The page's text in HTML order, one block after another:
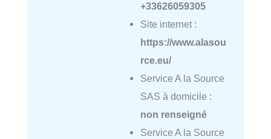
+33626059305
Site internet :
https://www.alasou
rce.eu/
Service A la Source
SAS à domicile :
non renseigné
Service A la Source